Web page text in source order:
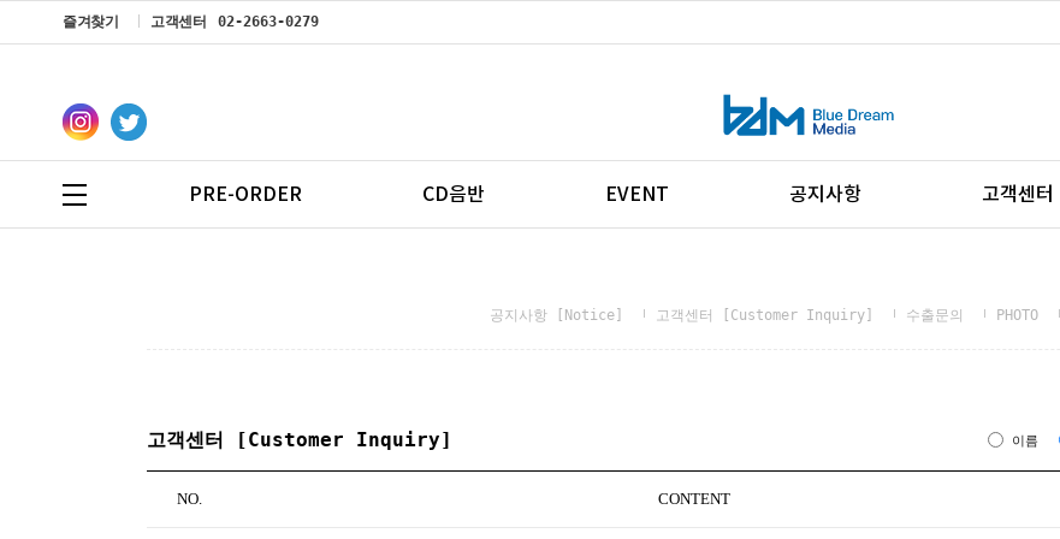
즐겨찾기 고객센터 02-2663-0279
PRE-ORDER CD음반 EVENT 공지사항 고객센터
공지사항 [Notice] 고객센터 [Customer Inquiry] 수출문의 PHOTO
고객센터 [Customer Inquiry] 이름
NO. CONTENT